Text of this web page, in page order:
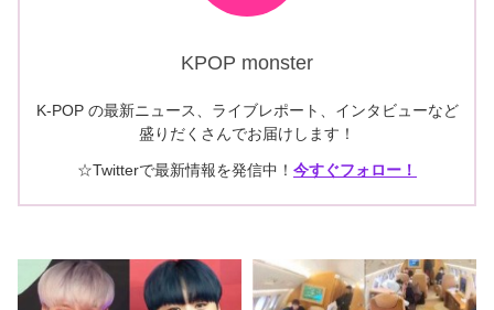
KPOP monster
K-POP の最新ニュース、ライブレポート、インタビューなど
盛りだくさんでお届けします！
☆Twitterで最新情報を発信中！ 今すぐフォロー！